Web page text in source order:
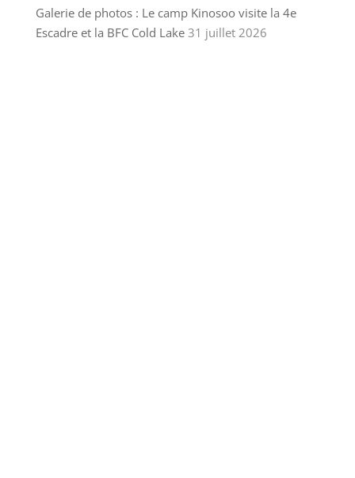
Galerie de photos : Le camp Kinosoo visite la 4e
Escadre et la BFC Cold Lake 31 juillet 2026